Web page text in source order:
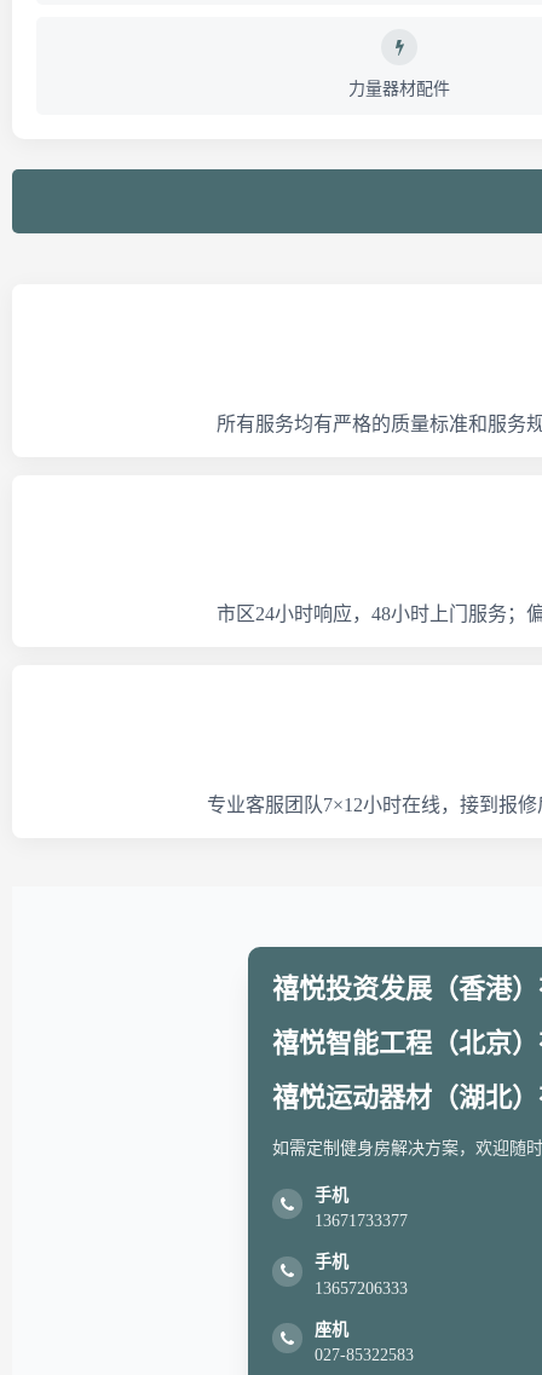
力量器材配件
所有服务均有严格的质量标准和服务
市区24小时响应，48小时上门服务；
专业客服团队7×12小时在线，接到报
禧悦投资发展（香港
禧悦智能工程（北京
禧悦运动器材（湖北
如需定制健身房解决方案，欢迎随
手机
13671733377
手机
13657206333
座机
027-85322583